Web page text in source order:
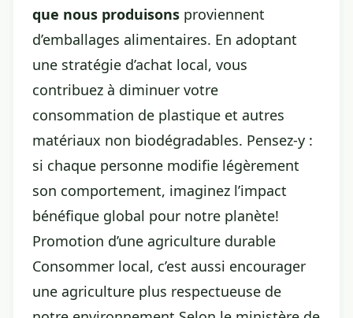
que nous produisons proviennent
d’emballages alimentaires. En adoptant
une stratégie d’achat local, vous
contribuez à diminuer votre
consommation de plastique et autres
matériaux non biodégradables. Pensez-y :
si chaque personne modifie légèrement
son comportement, imaginez l’impact
bénéfique global pour notre planète!
Promotion d’une agriculture durable
Consommer local, c’est aussi encourager
une agriculture plus respectueuse de